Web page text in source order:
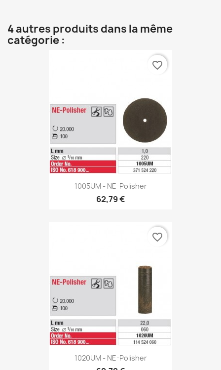
4 autres produits dans la même
catégorie :
1005UM - NE-Polisher
62,79 €
favorite_border
1020UM - NE-Polisher
favorite_border